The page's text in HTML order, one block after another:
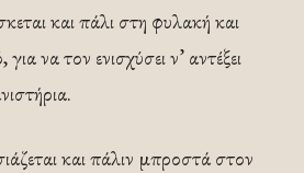
και πάλι στη φυλακή και
να τον ενισχύσει ν’ αντέξει
και πάλιν μπροστά στον